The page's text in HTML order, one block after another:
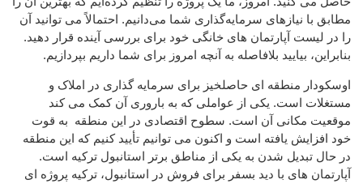
مطابق با نیازهای سرمایه‌گذاری شما می‌دانیم. احتمالاً می توانید آن
را در لیست آپارتمان های خانگی خود برای بررسی آینده قرار دهید.
بنابراین، بیایید بلافاصله به آنچه امروز برای شما داریم بپردازیم.
اوسکودار منطقه ای حاصلخیز برای سرمایه گذاری در املاک و
مستغلات است. یکی از عواملی که به باروری آن کمک می کند
موقعیت مکانی آن است. سطوح اقتصادی در این منطقه به قوت
خود افزایش یافته است و اکنون می توانیم تأیید کنیم که این منطقه
در حال تبدیل شدن به یکی از مناطق برتر استانبول ترکیه است.
آپارتمان های با دید بسفر برای فروش در استانبول، ترکیه پروژه ای